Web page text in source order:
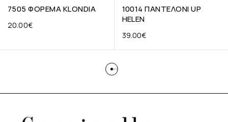
7505 ΦΟΡΕΜΑ KLONDIA
20.00€
10014 ΠΑΝΤΕΛΟΝΙ UP
HELEN
39.00€